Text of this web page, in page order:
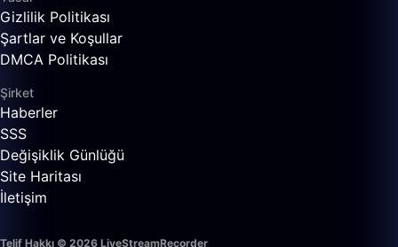
Gizlilik Politikası
Şartlar ve Koşullar
DMCA Politikası
Şirket
Haberler
SSS
Değişiklik Günlüğü
Site Haritası
İletişim
Telif Hakkı © 2026 LiveStreamRecorder